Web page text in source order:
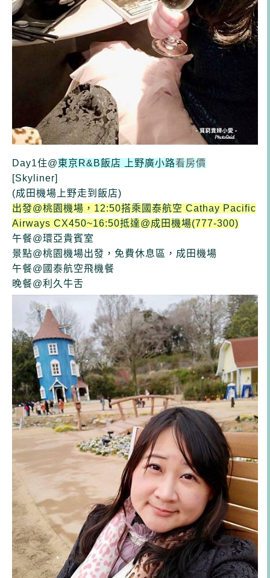
Day1住@東京R&B飯店 上野廣小路看房價
[Skyliner]
(成田機場 上野走到飯店)
出發@桃園機場，12:50搭乘國泰航空 Cathay Pacific
Airways CX450~16:50抵達@成田機場(777-300)
午餐@環亞貴賓室
景點@桃園機場出發，免費休息區，成田機場
午餐@國泰航空飛機餐
晚餐@利久牛舌